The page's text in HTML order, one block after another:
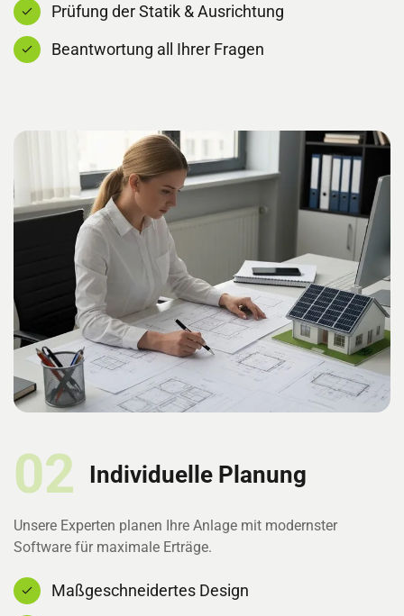
Prüfung der Statik & Ausrichtung
Beantwortung all Ihrer Fragen
02 Individuelle Planung
Unsere Experten planen Ihre Anlage mit modernster
Software für maximale Erträge.
Maßgeschneidertes Design